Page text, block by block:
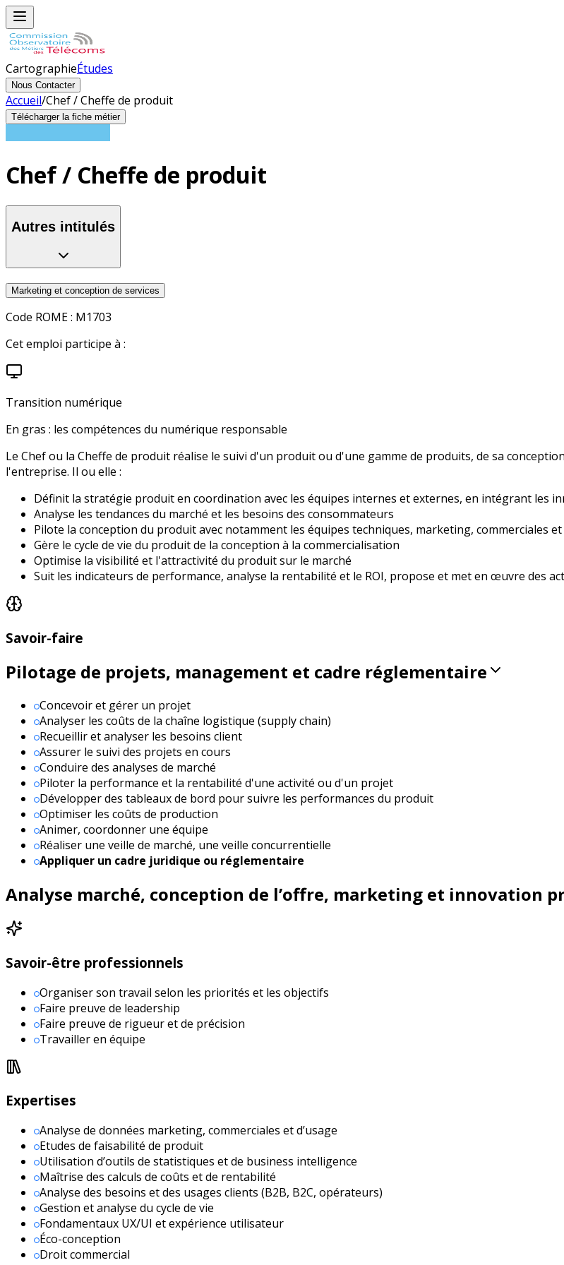
CartographieÉtudes
Nous Contacter
Accueil/Chef / Cheffe de produit
Télécharger la fiche métier
Chef / Cheffe de produit
Autres intitulés
Marketing et conception de services
Code ROME : M1703
Cet emploi participe à :
Transition numérique
En gras : les compétences du numérique responsable
Le Chef ou la Cheffe de produit réalise le suivi d'un produit ou d'une gamme de produits, de sa
l'entreprise. Il ou elle :
Définit la stratégie produit en coordination avec les équipes internes et externes, en intégrant les
Analyse les tendances du marché et les besoins des consommateurs
Pilote la conception du produit avec notamment les équipes techniques, marketing, commerciales
Gère le cycle de vie du produit de la conception à la commercialisation
Optimise la visibilité et l'attractivité du produit sur le marché
Suit les indicateurs de performance, analyse la rentabilité et le ROI, propose et met en œuvre des
Savoir-faire
Pilotage de projets, management et cadre réglementaire
Concevoir et gérer un projet
Analyser les coûts de la chaîne logistique (supply chain)
Recueillir et analyser les besoins client
Assurer le suivi des projets en cours
Conduire des analyses de marché
Piloter la performance et la rentabilité d'une activité ou d'un projet
Développer des tableaux de bord pour suivre les performances du produit
Optimiser les coûts de production
Animer, coordonner une équipe
Réaliser une veille de marché, une veille concurrentielle
Appliquer un cadre juridique ou réglementaire
Analyse marché, conception de l’offre, marketing et innovation
Savoir-être professionnels
Organiser son travail selon les priorités et les objectifs
Faire preuve de leadership
Faire preuve de rigueur et de précision
Travailler en équipe
Expertises
Analyse de données marketing, commerciales et d’usage
Etudes de faisabilité de produit
Utilisation d’outils de statistiques et de business intelligence
Maîtrise des calculs de coûts et de rentabilité
Analyse des besoins et des usages clients (B2B, B2C, opérateurs)
Gestion et analyse du cycle de vie
Fondamentaux UX/UI et expérience utilisateur
Éco-conception
Droit commercial